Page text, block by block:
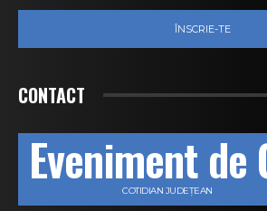
ÎNSCRIE-TE
CONTACT
Eveniment de
COTIDIAN JUDEȚEAN